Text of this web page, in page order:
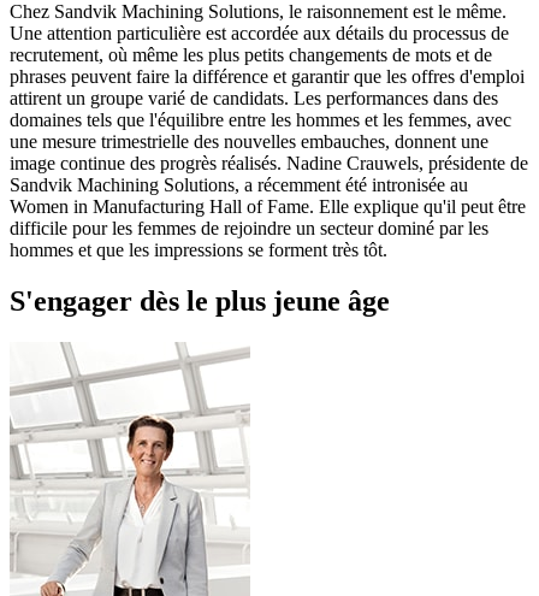
Chez Sandvik Machining Solutions, le raisonnement est le même.
Une attention particulière est accordée aux détails du processus de
recrutement, où même les plus petits changements de mots et de
phrases peuvent faire la différence et garantir que les offres d'emploi
attirent un groupe varié de candidats. Les performances dans des
domaines tels que l'équilibre entre les hommes et les femmes, avec
une mesure trimestrielle des nouvelles embauches, donnent une
image continue des progrès réalisés. Nadine Crauwels, présidente de
Sandvik Machining Solutions, a récemment été intronisée au
Women in Manufacturing Hall of Fame. Elle explique qu'il peut être
difficile pour les femmes de rejoindre un secteur dominé par les
hommes et que les impressions se forment très tôt.
S'engager dès le plus jeune âge